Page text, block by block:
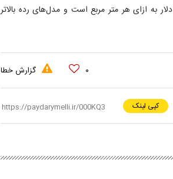
هزینه PCB‌های چند لایه حدود ۱۳۹۴ یوان یا ۲۰۴ دلار به ازای هر متر مربع است و مدل‌های رده بالاتر
۰ گزارش خطا
کپی لینک